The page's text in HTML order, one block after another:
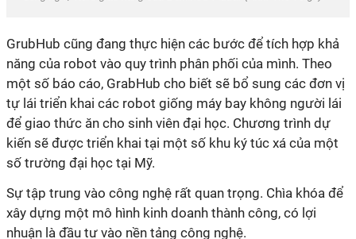
GrubHub cũng đang thực hiện các bước để tích hợp khả
năng của robot vào quy trình phân phối của mình. Theo
một số báo cáo, GrabHub cho biết sẽ bổ sung các đơn vị
tự lái triển khai các robot giống máy bay không người lái
để giao thức ăn cho sinh viên đại học. Chương trình dự
kiến sẽ được triển khai tại một số khu ký túc xá của một
số trường đại học tại Mỹ.
Sự tập trung vào công nghệ rất quan trọng. Chìa khóa để
xây dựng một mô hình kinh doanh thành công, có lợi
nhuận là đầu tư vào nền tảng công nghệ.